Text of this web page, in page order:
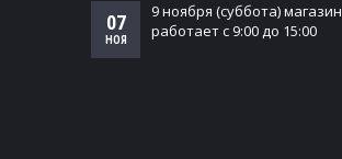
07
НОЯ
9 ноября (суббота) магазин
работает с 9:00 до 15:00